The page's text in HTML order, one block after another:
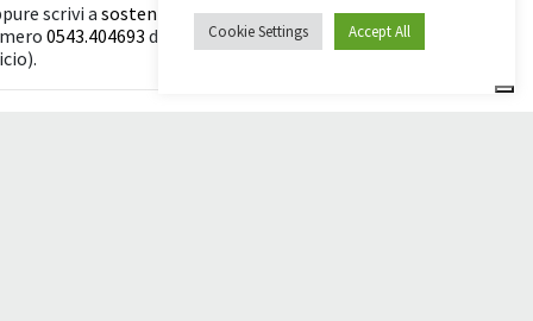
scrivi asostenitori@apg23.orgo chiama il
0543.404693 dal lunedì al venerdì (orari
Cookie Settings Accept All